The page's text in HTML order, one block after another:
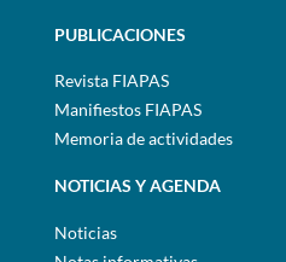
PUBLICACIONES
Revista FIAPAS
Manifiestos FIAPAS
Memoria de actividades
NOTICIAS Y AGENDA
Noticias